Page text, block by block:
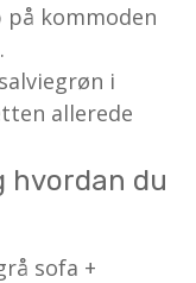
kommoden
i
allerede
hvordan du
sofa +